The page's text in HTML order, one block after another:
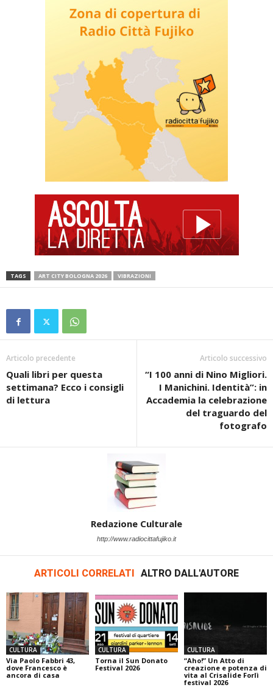
TAGS ART CITY BOLOGNA 2026 VIBRAZIONI
Articolo precedente
Quali libri per questa
settimana? Ecco i consigli
di lettura
Articolo successivo
“I 100 anni di Nino Migliori.
I Manichini. Identità”: in
Accademia la celebrazione
del traguardo del
fotografo
Redazione Culturale
http://www.radiocittafujiko.it
ARTICOLI CORRELATI ALTRO DALL'AUTORE
CULTURA
Via Paolo Fabbri 43,
dove Francesco è
ancora di casa
CULTURA
Torna il Sun Donato
Festival 2026
CULTURA
“Aho!” Un Atto di
creazione e potenza di
vita al Crisalide Forlì
festival 2026